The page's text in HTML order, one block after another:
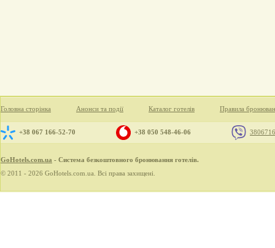
Головна сторінка Анонси та події Каталог готелів Правила
+38 067 166-52-70 +38 050 548-46-06
GoHotels.com.ua - Система безкоштовного бронювання готелів.
© 2011 - 2026 GoHotels.com.ua. Всі права захищені.